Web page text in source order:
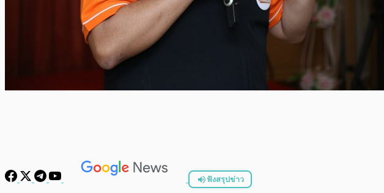
ฟังสรุปข่าว